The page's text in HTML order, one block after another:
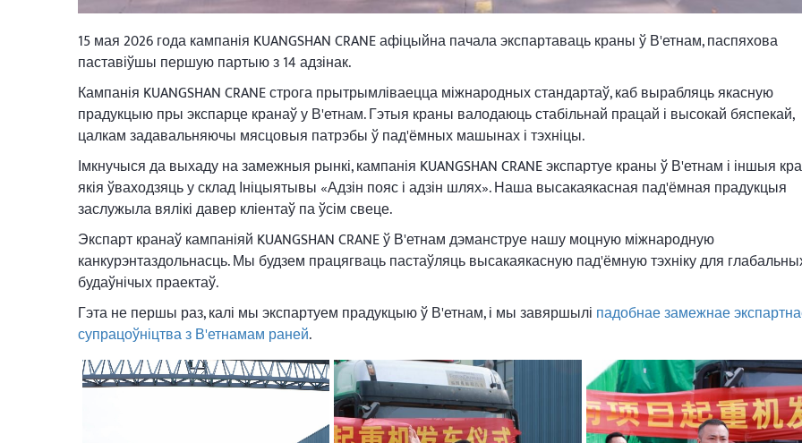
15 мая 2026 года кампанія KUANGSHAN CRANE афіцыйна пачала экспартаваць краны ў В'етнам, паспяхова
паставіўшы першую партыю з 14 адзінак.
Кампанія KUANGSHAN CRANE строга прытрымліваецца міжнародных стандартаў, каб вырабляць якасную
прадукцыю пры экспарце кранаў у В'етнам. Гэтыя краны валодаюць стабільнай працай і высокай бяспекай,
цалкам задавальняючы мясцовыя патрэбы ў пад'ёмных машынах і тэхніцы.
Імкнучыся да выхаду на замежныя рынкі, кампанія KUANGSHAN CRANE экспартуе краны ў В'етнам і іншыя
якія ўваходзяць у склад Ініцыятывы «Адзін пояс і адзін шлях». Наша высакаякасная пад'ёмная прадукцыя
заслужыла вялікі давер кліентаў па ўсім свеце.
Экспарт кранаў кампаніяй KUANGSHAN CRANE ў В'етнам дэманструе нашу моцную міжнародную
канкурэнтаздольнасць. Мы будзем працягваць пастаўляць высакаякасную пад'ёмную тэхніку для
будаўнічых праектаў.
Гэта не першы раз, калі мы экспартуем прадукцыю ў В'етнам, і мы завяршылі падобнае замежнае
супрацоўніцтва з В'етнамам раней.